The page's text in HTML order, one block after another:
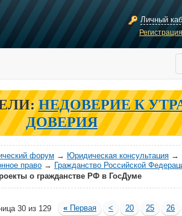
Личный
НЕДОВЕРИЕ К
ДОВЕРИЯ
форум → Юридическая консультация →
право → Гражданство Российской
о гражданстве РФ в ГосДуме
30 из 129 « Первая < 20 25
26